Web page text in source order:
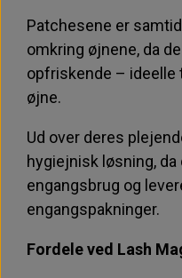
Patchesene er
omkring øjnene, da
opfriskende –
øjne.
Ud over deres
hygiejnisk løsning,
engangsbrug og
engangspakninger.
Fordele ved Lash